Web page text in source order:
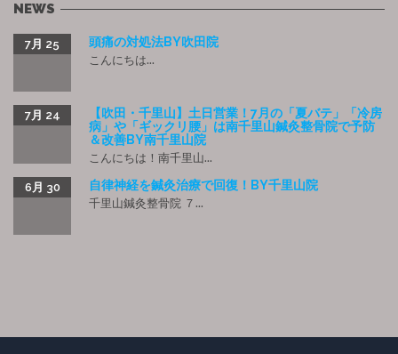
NEWS
頭痛の対処法BY吹田院
7月 25
こんにちは...
【吹田・千里山】土日営業！7月の「夏バテ」「冷房
病」や「ギックリ腰」は南千里山鍼灸整骨院で予防
＆改善BY南千里山院
7月 24
こんにちは！南千里山...
自律神経を鍼灸治療で回復！BY千里山院
6月 30
千里山鍼灸整骨院 ７...